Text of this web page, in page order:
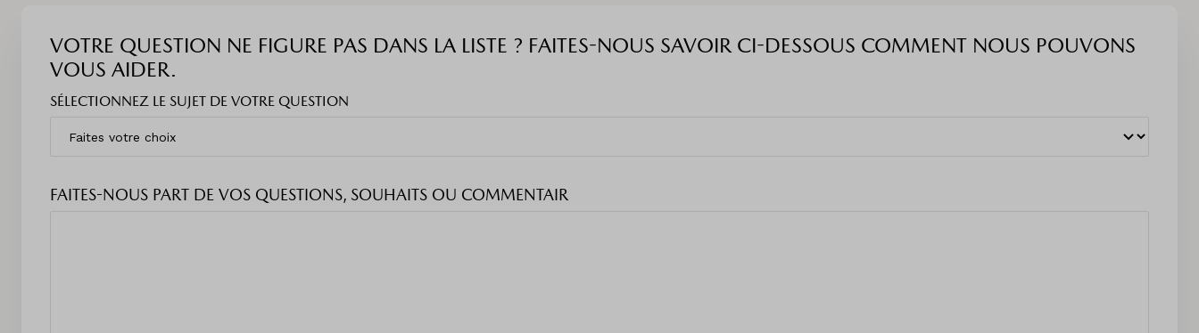
VOTRE QUESTION NE FIGURE PAS DANS LA LISTE ? FAITES-NOUS SAVOIR CI-DESSOUS COMMENT NOUS POUVONS
VOUS AIDER.
SÉLECTIONNEZ LE SUJET DE VOTRE QUESTION
FAITES-NOUS PART DE VOS QUESTIONS, SOUHAITS OU COMMENTAIR